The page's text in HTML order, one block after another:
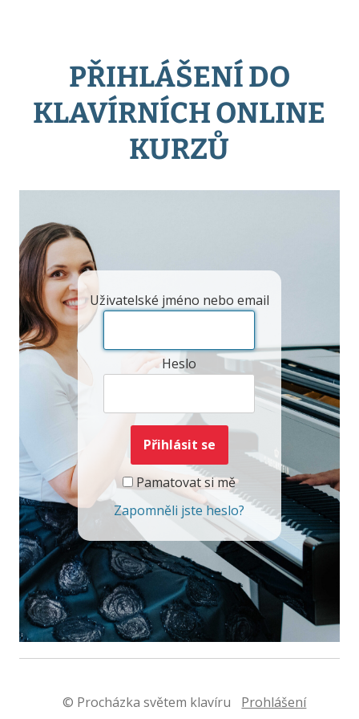
PŘIHLÁŠENÍ DO
KLAVÍRNÍCH ONLINE
KURZŮ
Uživatelské jméno nebo email
Heslo
Pamatovat si mě
Zapomněli jste heslo?
© Procházka světem klavíru Prohlášení